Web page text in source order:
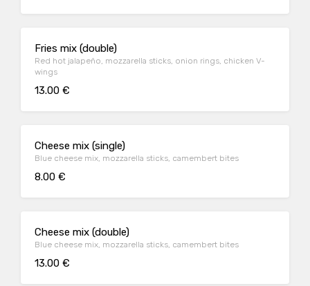
Fries mix (double)
Red hot jalapeño, mozzarella sticks, onion rings, chicken V-
wings
13.00 €
Cheese mix (single)
Blue cheese mix, mozzarella sticks, camembert bites
8.00 €
Cheese mix (double)
Blue cheese mix, mozzarella sticks, camembert bites
13.00 €